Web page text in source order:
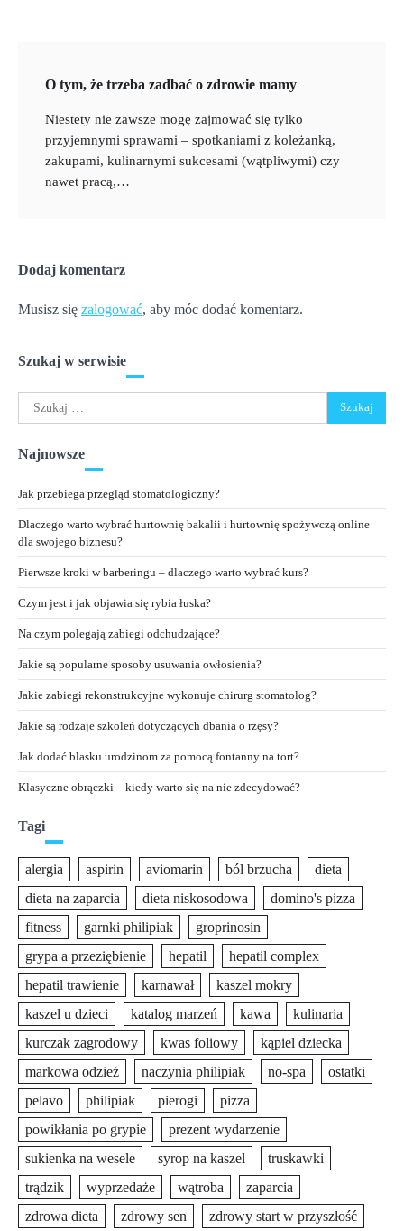
O tym, że trzeba zadbać o zdrowie mamy
Niestety nie zawsze mogę zajmować się tylko
przyjemnymi sprawami – spotkaniami z koleżanką,
zakupami, kulinarnymi sukcesami (wątpliwymi) czy
nawet pracą,…
Dodaj komentarz
Musisz się zalogować, aby móc dodać komentarz.
Szukaj w serwisie
Szukaj:
Najnowsze
Jak przebiega przegląd stomatologiczny?
Dlaczego warto wybrać hurtownię bakalii i hurtownię spożywczą online
dla swojego biznesu?
Pierwsze kroki w barberingu – dlaczego warto wybrać kurs?
Czym jest i jak objawia się rybia łuska?
Na czym polegają zabiegi odchudzające?
Jakie są popularne sposoby usuwania owłosienia?
Jakie zabiegi rekonstrukcyjne wykonuje chirurg stomatolog?
Jakie są rodzaje szkoleń dotyczących dbania o rzęsy?
Jak dodać blasku urodzinom za pomocą fontanny na tort?
Klasyczne obrączki – kiedy warto się na nie zdecydować?
Tagi
alergia aspirin aviomarin ból brzucha
dieta
dieta na zaparcia
dieta niskosodowa
domino's pizza
fitness
garnki philipiak
groprinosin
grypa a przeziębienie
hepatil
hepatil complex
hepatil trawienie
karnawał
kaszel mokry
kaszel u dzieci
katalog marzeń kawa
kulinaria
kurczak zagrodowy
kwas foliowy
kąpiel dziecka
markowa odzież
naczynia philipiak no-spa
ostatki
pelavo
philipiak pierogi
pizza
powikłania po grypie
prezent wydarzenie
sukienka na wesele
syrop na kaszel
truskawki
trądzik
wyprzedaże wątroba
zaparcia
zdrowa dieta
zdrowy sen zdrowy start w przyszłość